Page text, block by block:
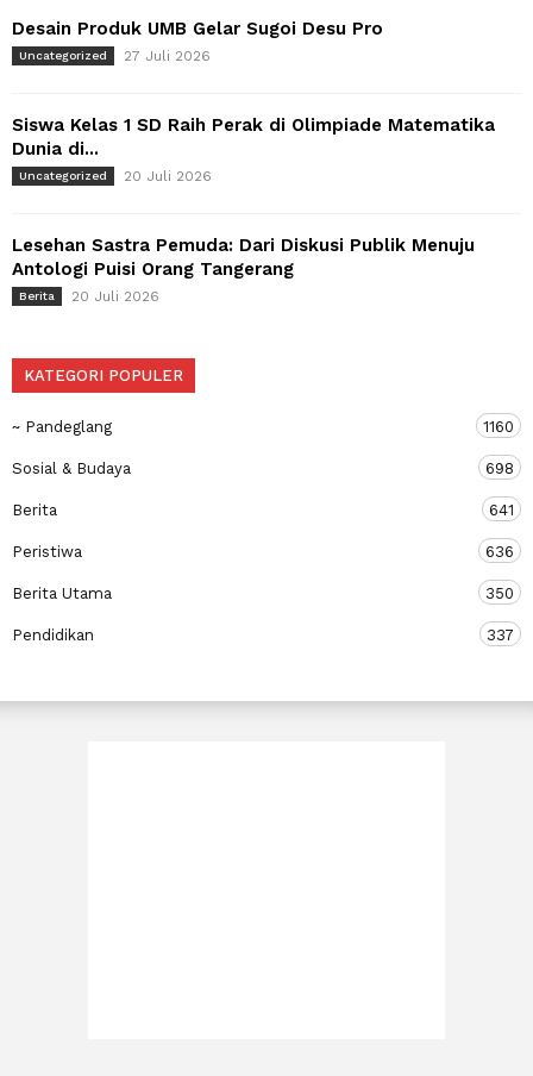
Desain Produk UMB Gelar Sugoi Desu Pro
Uncategorized 27 Juli 2026
Siswa Kelas 1 SD Raih Perak di Olimpiade Matematika
Dunia di...
Uncategorized 20 Juli 2026
Lesehan Sastra Pemuda: Dari Diskusi Publik Menuju
Antologi Puisi Orang Tangerang
Berita 20 Juli 2026
KATEGORI POPULER
~ Pandeglang 1160
Sosial & Budaya 698
Berita 641
Peristiwa 636
Berita Utama 350
Pendidikan 337